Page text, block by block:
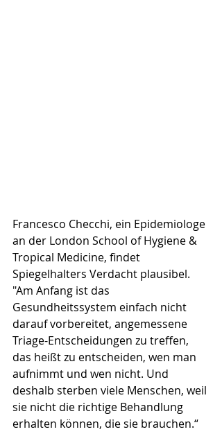
Francesco Checchi, ein Epidemiologe
an der London School of Hygiene &
Tropical Medicine, findet
Spiegelhalters Verdacht plausibel.
"Am Anfang ist das
Gesundheitssystem einfach nicht
darauf vorbereitet, angemessene
Triage-Entscheidungen zu treffen,
das heißt zu entscheiden, wen man
aufnimmt und wen nicht. Und
deshalb sterben viele Menschen, weil
sie nicht die richtige Behandlung
erhalten können, die sie brauchen.“